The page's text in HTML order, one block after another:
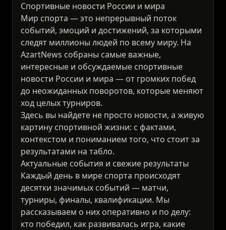
Спортивные новости России и мира
Мир спорта — это непрерывный поток
событий, эмоций и достижений, за которыми
следят миллионы людей по всему миру. На
AzartNews собраны самые важные,
интересные и обсуждаемые спортивные
новости России и мира — от громких побед
до неожиданных поворотов, которые меняют
ход целых турниров.
Здесь вы найдете не просто новости, а живую
картину спортивной жизни: с фактами,
контекстом и пониманием того, что стоит за
результатами на табло.
Актуальные события и свежие результаты
Каждый день в мире спорта происходят
десятки значимых событий — матчи,
турниры, финалы, квалификации. Мы
рассказываем о них оперативно и по делу:
кто победил, как развивалась игра, какие